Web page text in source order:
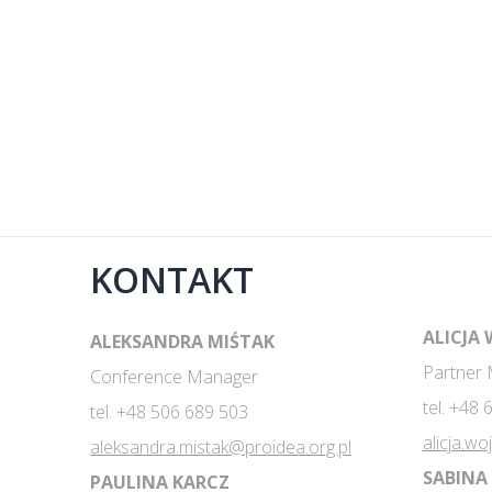
KONTAKT
ALEKSANDRA MIŚTAK
Conference Manager
tel. +48 506 689 503
aleksandra.mistak@proidea.org.pl
PAULINA KARCZ
ALICJA
Partner
tel. +48
SABINA